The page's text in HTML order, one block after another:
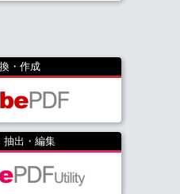
・作成
抽出・編集